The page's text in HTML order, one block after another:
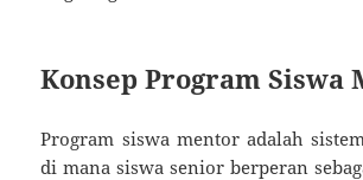
Konsep Program Siswa
Program siswa mentor adalah
di mana siswa senior berperan